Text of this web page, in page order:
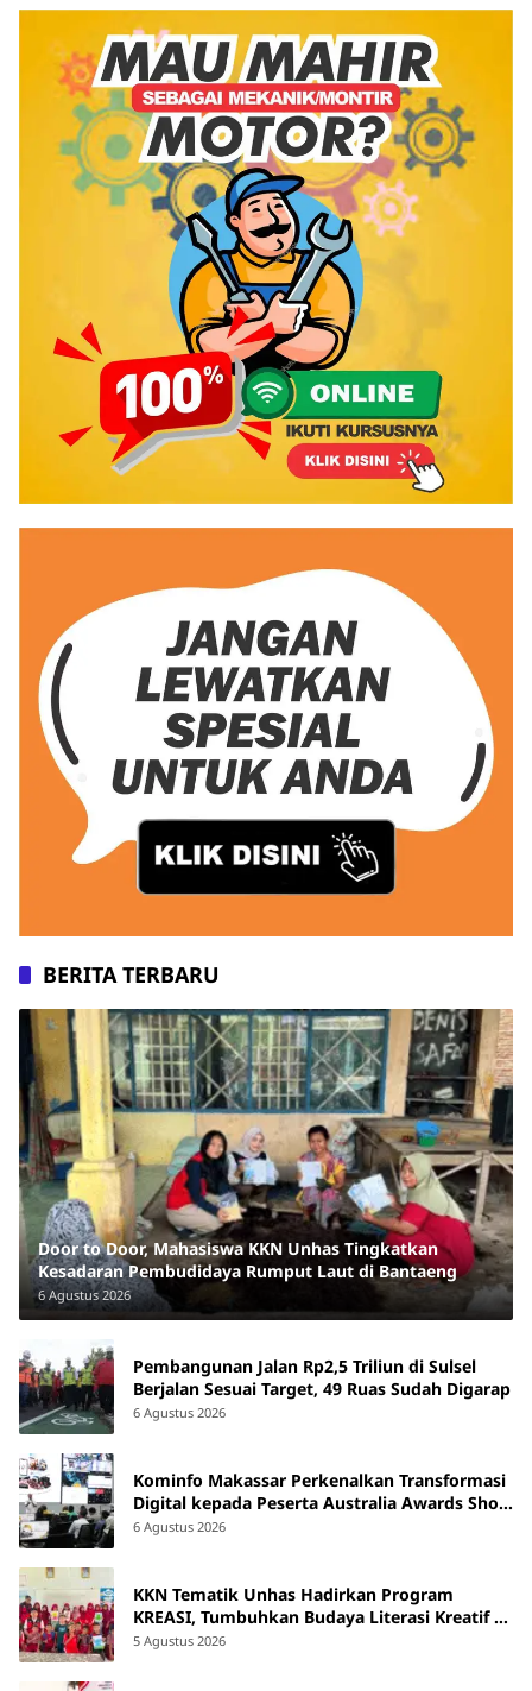
BERITA TERBARU
Door to Door, Mahasiswa KKN Unhas Tingkatkan
Kesadaran Pembudidaya Rumput Laut di Bantaeng
6 Agustus 2026
Pembangunan Jalan Rp2,5 Triliun di Sulsel
Berjalan Sesuai Target, 49 Ruas Sudah Digarap
6 Agustus 2026
Kominfo Makassar Perkenalkan Transformasi
Digital kepada Peserta Australia Awards Short
Course
6 Agustus 2026
KKN Tematik Unhas Hadirkan Program
KREASI, Tumbuhkan Budaya Literasi Kreatif di
SDN 47 Alluka Takalar
5 Agustus 2026